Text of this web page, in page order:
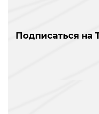
Подписаться на